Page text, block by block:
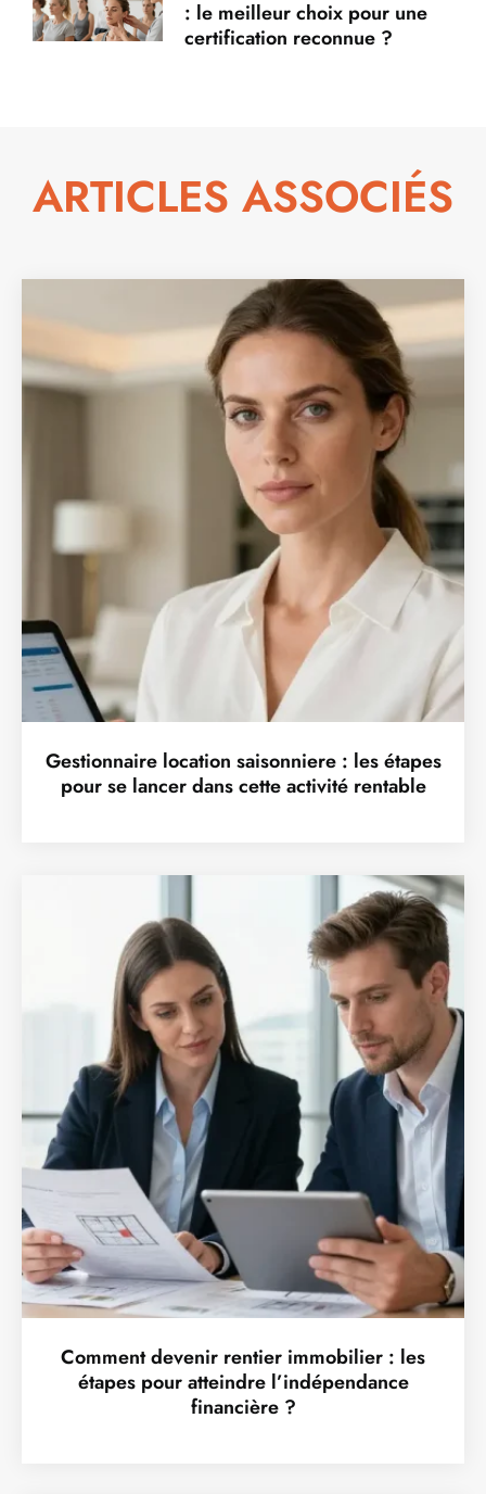
: le meilleur choix pour une
certification reconnue ?
ARTICLES ASSOCIÉS
Gestionnaire location saisonniere : les étapes
pour se lancer dans cette activité rentable
Comment devenir rentier immobilier : les
étapes pour atteindre l’indépendance
financière ?